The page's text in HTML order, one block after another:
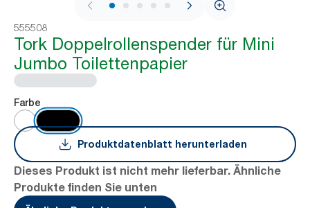
1 / 10
555508
Tork Doppelrollenspender für Mini
Jumbo Toilettenpapier
Farbe
Produktdatenblatt herunterladen
Dieses Produkt ist nicht mehr lieferbar. Ähnliche
Produkte finden Sie unten